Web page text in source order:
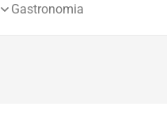
Gastronomia